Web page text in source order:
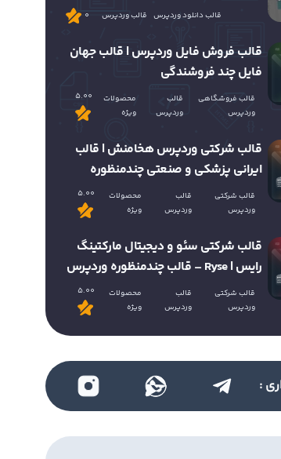
قالب دانلود وردپرس قالب وردپرس 0
قالب فروش فایل وردپرس | قالب جهان
فایل چند فروشندگی
قالب فروشگاهی
وردپرس
قالب
وردپرس
محصولات
ویژه
5.00
قالب شرکتی وردپرس هخامنش | قالب
ایرانی پزشکی و صنعتی چندمنظوره
قالب شرکتی
وردپرس
قالب
وردپرس
محصولات
ویژه
5.00
قالب شرکتی سئو و دیجیتال مارکتینگ
رایس | Ryse – قالب چندمنظوره وردپرس
قالب شرکتی
وردپرس
قالب
وردپرس
محصولات
ویژه
5.00
: